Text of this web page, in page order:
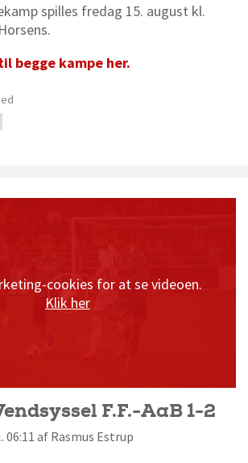
spilles fredag 15. august kl.
begge kampe her.
cookies for at se videoen.
Klik her
F.F.-AaB 1-2
06:11 af Rasmus Estrup